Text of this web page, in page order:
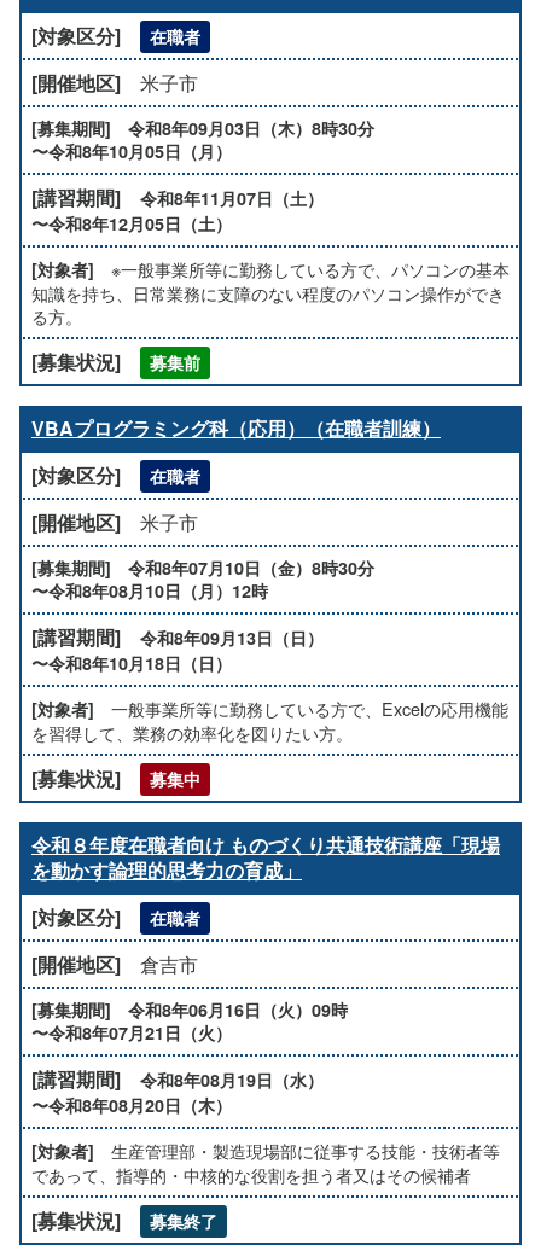
在職者
米子市
令和8年09月03日（木）8時30分
〜令和8年10月05日（月）
令和8年11月07日（土）
〜令和8年12月05日（土）
※一般事業所等に勤務している方で、パソコンの基本
知識を持ち、日常業務に支障のない程度のパソコン操作ができ
る方。
募集前
VBAプログラミング科（応用）（在職者訓練）
在職者
米子市
令和8年07月10日（金）8時30分
〜令和8年08月10日（月）12時
令和8年09月13日（日）
〜令和8年10月18日（日）
一般事業所等に勤務している方で、Excelの応用機能
を習得して、業務の効率化を図りたい方。
募集中
令和８年度在職者向け ものづくり共通技術講座「現場
を動かす論理的思考力の育成」
在職者
倉吉市
令和8年06月16日（火）09時
〜令和8年07月21日（火）
令和8年08月19日（水）
〜令和8年08月20日（木）
生産管理部・製造現場部に従事する技能・技術者等
であって、指導的・中核的な役割を担う者又はその候補者
募集終了